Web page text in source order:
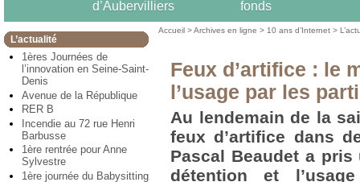
d’Aubervilliers
fonds
L’actualité
1ères Journées de
l’innovation en Seine-Saint-
Denis
Avenue de la République
RER B
Incendie au 72 rue Henri
Barbusse
1ère rentrée pour Anne
Sylvestre
1ère journée du Babysitting
Accueil >Archives en ligne > 10 ans d’Internet >
Feux d’artifice : le
l’usage par les
Au lendemain de la
feux d’artifice dans
Pascal Beaudet a
détention et